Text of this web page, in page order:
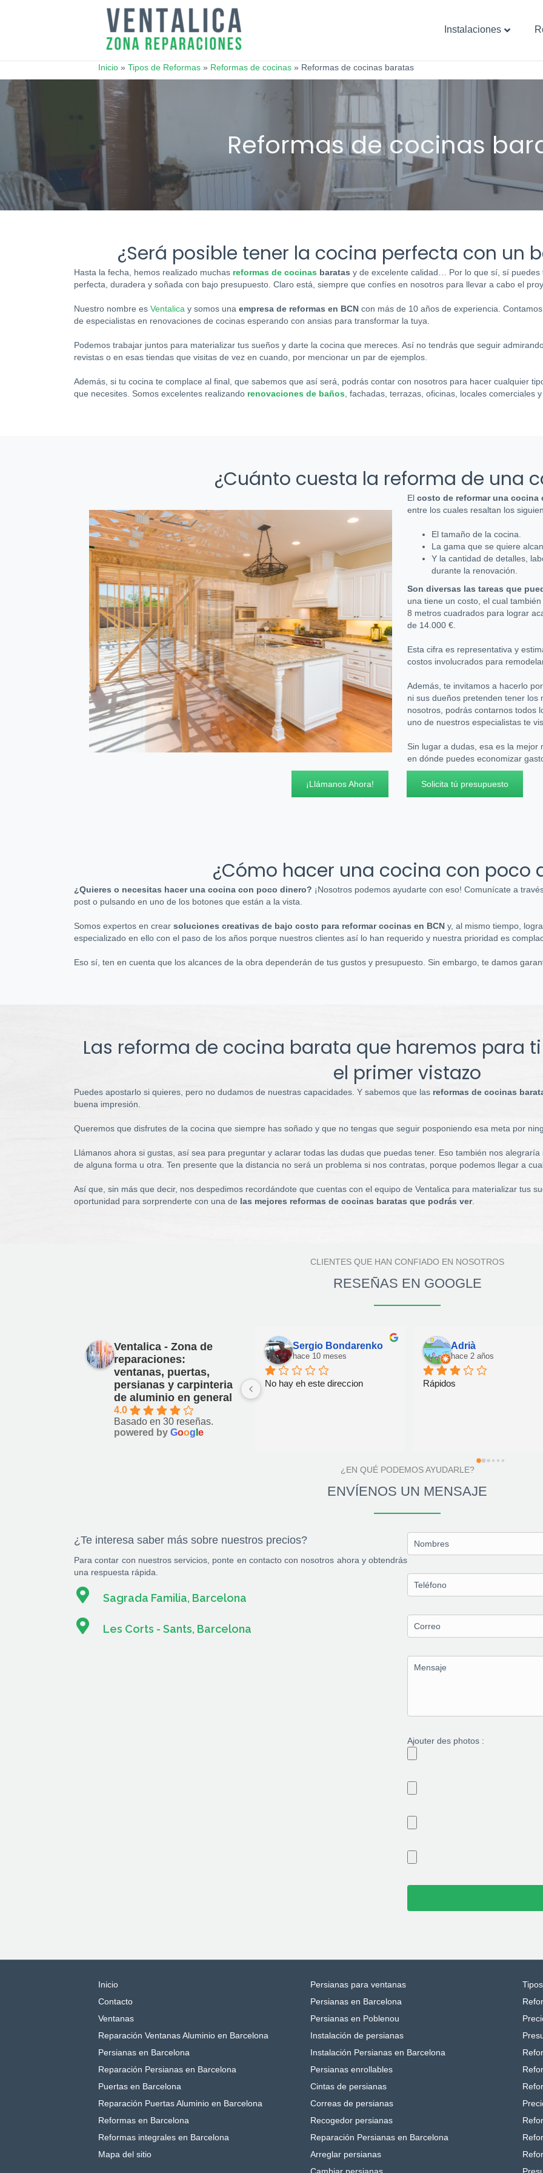
Instalaciones
Inicio » Tipos de Reformas » Reformas de cocinas » Reformas de cocinas baratas
¿Será posible tener la cocina perfecta con un
Hasta la fecha, hemos realizado muchas reformas de cocinas baratas y de excelente calidad… Por lo que sí, sí puedes
perfecta, duradera y soñada con bajo presupuesto. Claro está, siempre que confíes en nosotros para llevar a cabo el
Nuestro nombre es Ventalica y somos una empresa de reformas en BCN con más de 10 años de experiencia.
de especialistas en renovaciones de cocinas esperando con ansias para transformar la tuya.
Podemos trabajar juntos para materializar tus sueños y darte la cocina que mereces. Así no tendrás que seguir
revistas o en esas tiendas que visitas de vez en cuando, por mencionar un par de ejemplos.
Además, si tu cocina te complace al final, que sabemos que así será, podrás contar con nosotros para hacer cualquier
que necesites. Somos excelentes realizando renovaciones de baños , fachadas, terrazas, oficinas, locales comerciales
¿Cuánto cuesta la reforma de una
El costo de reformar una cocina
entre los cuales resaltan los
El tamaño de la cocina.
La gama que se quiere
Y la cantidad de detalles,
durante la renovación.
Son diversas las tareas que
una tiene un costo, el cual
8 metros cuadrados para lograr
de 14.000 €.
Esta cifra es representativa y
costos involucrados para
Además, te invitamos a hacerlo
ni sus dueños pretenden tener los
nosotros, podrás contarnos todos
uno de nuestros especialistas te
Sin lugar a dudas, esa es la
en dónde puedes economizar
¡Llámanos Ahora! Solicita tú presupuesto
¿Cómo hacer una cocina con poco
¿Quieres o necesitas hacer una cocina con poco dinero? ¡Nosotros podemos ayudarte con eso! Comunícate a
post o pulsando en uno de los botones que están a la vista.
Somos expertos en crear soluciones creativas de bajo costo para reformar cocinas en BCN y, al mismo tiempo,
especializado en ello con el paso de los años porque nuestros clientes así lo han requerido y nuestra prioridad es
Eso sí, ten en cuenta que los alcances de la obra dependerán de tus gustos y presupuesto. Sin embargo, te damos
Las reforma de cocina barata que haremos para
el primer vistazo
Puedes apostarlo si quieres, pero no dudamos de nuestras capacidades. Y sabemos que las reformas de cocinas
buena impresión.
Queremos que disfrutes de la cocina que siempre has soñado y que no tengas que seguir posponiendo esa meta por
Llámanos ahora si gustas, así sea para preguntar y aclarar todas las dudas que puedas tener. Eso también nos
de alguna forma u otra. Ten presente que la distancia no será un problema si nos contratas, porque podemos llegar a
Así que, sin más que decir, nos despedimos recordándote que cuentas con el equipo de Ventalica para materializar tus
oportunidad para sorprenderte con una de las mejores reformas de cocinas baratas que podrás ver.
CLIENTES QUE HAN CONFIADO EN NOSOTROS
RESEÑAS EN GOOGLE
Ventalica - Zona de
reparaciones:
ventanas, puertas,
persianas y carpinteria
de aluminio en general
4.0
Basado en 30 reseñas.
powered by Goog e
Sergio Bondarenko
hace 10 meses
No hay eh este direccion
Adrià
hace 2 años
Rápidos
¿EN QUÉ PODEMOS AYUDARLE?
ENVÍENOS UN MENSAJE
¿Te interesa saber más sobre nuestros precios?
Para contar con nuestros servicios, ponte en contacto con nosotros ahora y obtendrás
una respuesta rápida.
Sagrada Familia, Barcelona
Les Corts - Sants, Barcelona
Ajouter des photos :
Inicio
Contacto
Ventanas
Reparación Ventanas Aluminio en Barcelona
Persianas en Barcelona
Reparación Persianas en Barcelona
Puertas en Barcelona
Reparación Puertas Aluminio en Barcelona
Reformas en Barcelona
Reformas integrales en Barcelona
Mapa del sitio
Persianas para ventanas
Persianas en Barcelona
Persianas en Poblenou
Instalación de persianas
Instalación Persianas en Barcelona
Persianas enrollables
Cintas de persianas
Correas de persianas
Recogedor persianas
Reparación Persianas en Barcelona
Arreglar persianas